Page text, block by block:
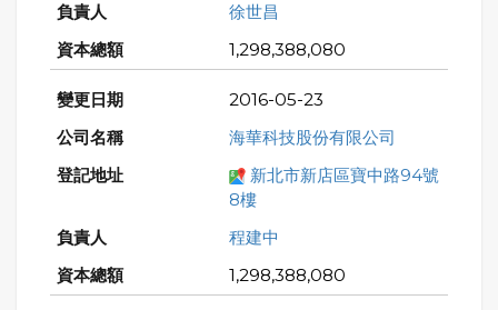
徐世昌
1,298,388,080
2016-05-23
海華科技股份有限公司
新北市新店區寶中路94號
8樓
程建中
1,298,388,080